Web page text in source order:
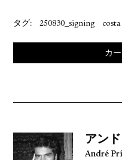
カ
タグ: 250830_signing
アン
André